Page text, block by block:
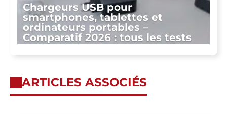
Chargeurs USB pour
smartphones, tablettes et
ordinateurs portables –
Comparatif 2026 : tous les tests
ARTICLES ASSOCIÉS